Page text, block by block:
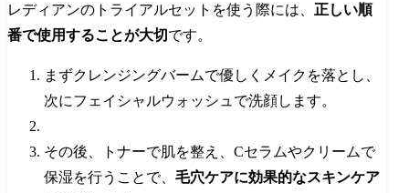
レディアンのトライアルセットを使う際には、 正しい順
番で使用することが大切です。
まずクレンジングバームで優しくメイクを落とし、
次にフェイシャルウォッシュで洗顔します。
その後、トナーで肌を整え、Cセラムやクリームで
保湿を行うことで、 毛穴ケアに効果的なスキンケア